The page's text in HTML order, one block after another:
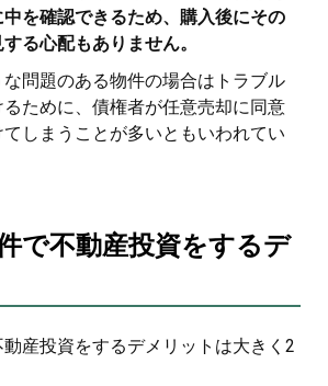
中を確認できるため、購入後にその
る心配もありません。
問題のある物件の場合はトラブル
ために、債権者が任意売却に同意
しまうことが多いともいわれてい
で不動産投資をするデ
産投資をするデメリットは大きく2